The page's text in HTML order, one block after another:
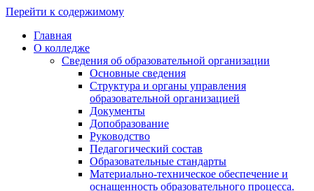
Перейти к содержимому
Главная
О колледже
Сведения об образовательной организации
Основные сведения
Структура и органы управления
образовательной организацией
Документы
Допобразование
Руководство
Педагогический состав
Образовательные стандарты
Материально-техническое обеспечение и
оснащенность образовательного процесса.